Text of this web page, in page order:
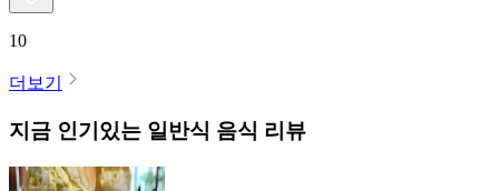
10
더보기
지금 인기있는 일반식 음식 리뷰